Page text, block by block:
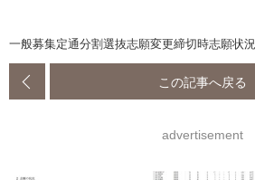
一般募集定通分割選抜志願変更締切時志願状況
この記事へ戻る
advertisement